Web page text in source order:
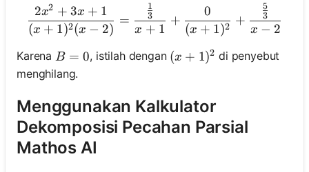
\frac{2 x^2+3
(x + 1)2(x − 2)
2x2 + 3x + 1
=
x + 1
3
1
+
(x + 1)2
0
+
x − 2
3
5
Karena B=0
B = 0, istilah dengan (x+1)^2
(x + 1)2 di penyebut
menghilang.
Menggunakan Kalkulator
Dekomposisi Pecahan Parsial
Mathos AI